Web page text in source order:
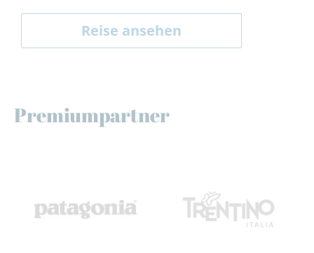
Reise ansehen
Premiumpartner